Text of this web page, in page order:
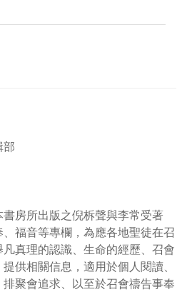
部
房所出版之倪柝聲與李常受著
福音等專欄，為應各地聖徒在召
真理的認識、生命的經歷、召會
供相關信息，適用於個人閱讀、
聚會追求、以至於召會禱告事奉